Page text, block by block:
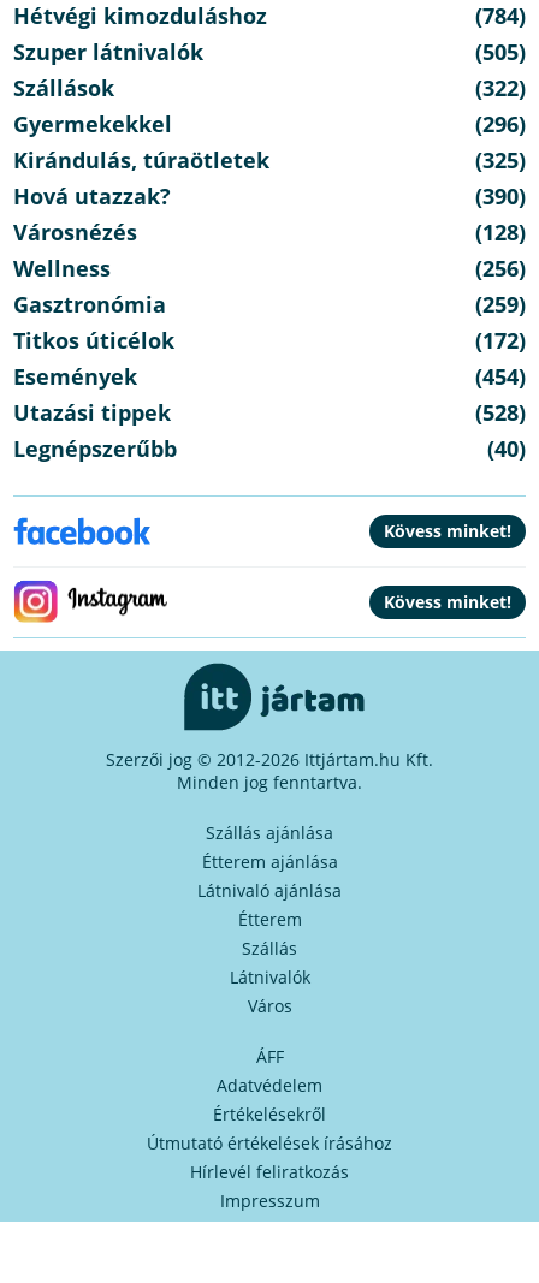
Hétvégi kimozduláshoz
(784)
Szuper látnivalók
(505)
Szállások
(322)
Gyermekekkel
(296)
Kirándulás, túraötletek
(325)
Hová utazzak?
(390)
Városnézés
(128)
Wellness
(256)
Gasztronómia
(259)
Titkos úticélok
(172)
Események
(454)
Utazási tippek
(528)
Legnépszerűbb
(40)
Szerzői jog © 2012-2026 Ittjártam.hu Kft.
Minden jog fenntartva.
Szállás ajánlása
Étterem ajánlása
Látnivaló ajánlása
Étterem
Szállás
Látnivalók
Város
ÁFF
Adatvédelem
Értékelésekről
Útmutató értékelések írásához
Hírlevél feliratkozás
Impresszum